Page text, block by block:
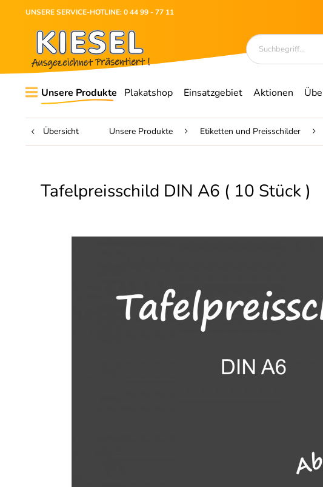
UNSERE SERVICE-HOTLINE: 0 44 99 - 77 11
Unsere Produkte Plakatshop Einsatzgebiet Aktionen
Übersicht Unsere Produkte Etiketten und Preisschilder
Tafelpreisschild DIN A6 ( 10 Stück )